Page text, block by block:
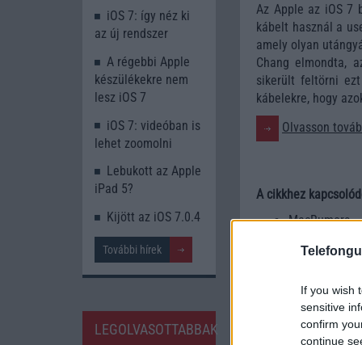
If you wish
sensitive
confirm
continue
Az Apple az iOS 7
kábelt használ a
amely olyan
Chang elmondta,
sikerült feltörni
kábelekre, hogy
Olvasson
A cikkhez
MacRumors
iOS 7: így néz ki
az új rendszer
A régebbi Apple
készülékekre nem
lesz iOS 7
iOS 7: videóban is
lehet zoomolni
Lebukott az Apple
iPad 5?
Kijött az iOS 7.0.4
További hírek
LEGOLVASOTTABBAK